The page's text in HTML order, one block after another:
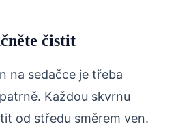
čistit
na sedačce je třeba
Každou skvrnu
od středu směrem ven.